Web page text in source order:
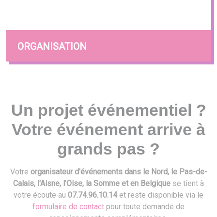
ORGANISATION
Un projet événementiel ?
Votre événement arrive à
grands pas ?
Votre organisateur d'événements dans le Nord, le Pas-de-
Calais, l'Aisne, l'Oise, la Somme et en Belgique se tient à
votre écoute au 07.74.96.10.14et reste disponible via le
formulaire de contact pour toute demande de